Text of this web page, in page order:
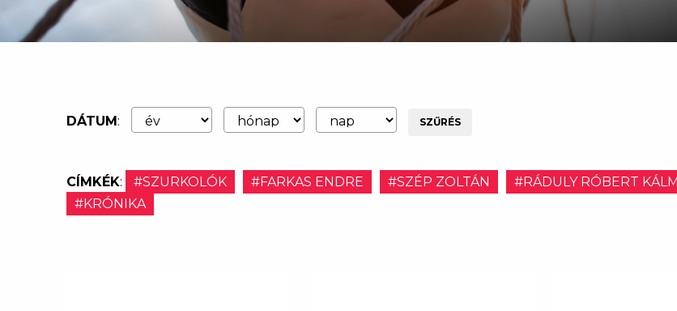
DÁTUM: SZŰRÉS
CÍMKÉK: #SZURKOLÓK #FARKAS ENDRE #SZÉP ZOLTÁN #RÁDULY RÓBERT
#KRÓNIKA